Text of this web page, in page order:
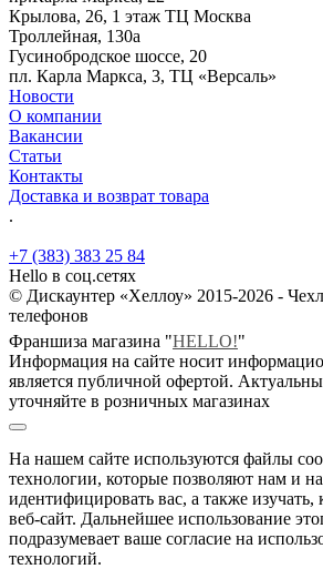
Крылова, 26, 1 этаж ТЦ Москва
Троллейная, 130а
Гусинобродское шоссе, 20
пл. Карла Маркса, 3, ТЦ «Версаль»
Новости
О компании
Вакансии
Статьи
Контакты
Доставка и возврат товара
.
+7 (383) 383 25 84
Hello в соц.сетях
© Дискаунтер «Хеллоу» 2015-2026 -
телефонов
Франшиза магазина "HELLO!"
Информация на сайте носит
является публичной офертой.
уточняйте в розничных магазинах
На нашем сайте используются файлы
технологии, которые позволяют нам и
идентифицировать вас, а также изучать,
веб-сайт. Дальнейшее использование
подразумевает ваше согласие на
технологий.